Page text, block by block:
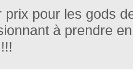
prix pour les gods
à prendre